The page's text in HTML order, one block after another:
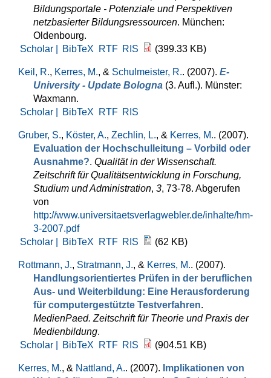
Bildungsportale - Potenziale und Perspektiven
netzbasierter Bildungsressourcen. München:
Oldenbourg.
Scholar |
BibTeX RTF RIS (399.33 KB)
Keil, R., Kerres, M., & Schulmeister, R.. (2007). E-
University - Update Bologna (3. Aufl.). Münster:
Waxmann.
Scholar |
BibTeX RTF RIS
Gruber, S., Köster, A., Zechlin, L., & Kerres, M.. (2007).
Evaluation der Hochschulleitung – Vorbild oder
Ausnahme?. Qualität in der Wissenschaft.
Zeitschrift für Qualitätsentwicklung in Forschung,
Studium und Administration, 3, 73-78. Abgerufen
von
http://www.universitaetsverlagwebler.de/inhalte/hm-
3-2007.pdf
Scholar |
BibTeX RTF RIS (62 KB)
Rottmann, J., Stratmann, J., & Kerres, M.. (2007).
Handlungsorientiertes Prüfen in der beruflichen
Aus- und Weiterbildung: Eine Herausforderung
für computergestützte Testverfahren.
MedienPaed. Zeitschrift für Theorie und Praxis der
Medienbildung.
Scholar |
BibTeX RTF RIS (904.51 KB)
Kerres, M., & Nattland, A.. (2007). Implikationen von